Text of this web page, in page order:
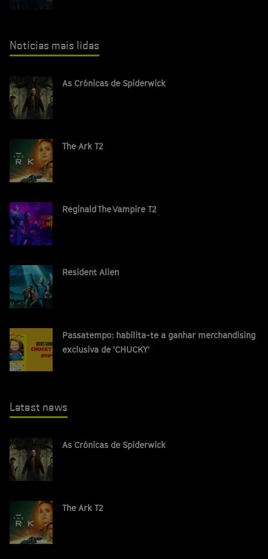
Notícias mais lidas
As Crónicas de Spiderwick
The Ark T2
Reginald The Vampire T2
Resident Alien
Passatempo: habilita-te a ganhar merchandising
exclusiva de 'CHUCKY'
Latest news
As Crónicas de Spiderwick
The Ark T2